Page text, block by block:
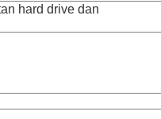
hard drive dan